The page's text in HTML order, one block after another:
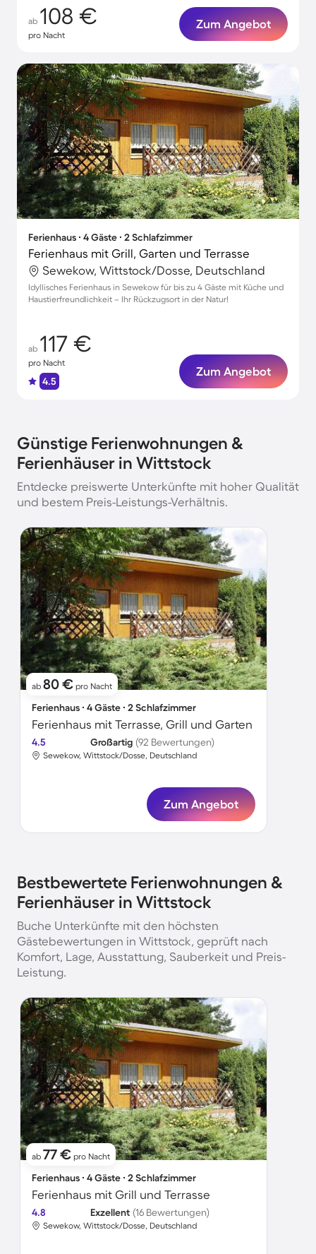
ab 108 €
pro Nacht
Zum Angebot
Ferienhaus ∙ 4 Gäste ∙ 2 Schlafzimmer
Ferienhaus mit Grill, Garten und Terrasse
Sewekow, Wittstock/Dosse, Deutschland
Idyllisches Ferienhaus in Sewekow für bis zu 4 Gäste mit Küche und
Haustierfreundlichkeit – Ihr Rückzugsort in der Natur!
ab 117 €
pro Nacht
4.5
Zum Angebot
Günstige Ferienwohnungen &
Ferienhäuser in Wittstock
Entdecke preiswerte Unterkünfte mit hoher Qualität
und bestem Preis-Leistungs-Verhältnis.
ab 80 € pro Nacht
Ferienhaus ∙ 4 Gäste ∙ 2 Schlafzimmer
Ferienhaus mit Terrasse, Grill und Garten
4.5 Großartig (92 Bewertungen)
Sewekow, Wittstock/Dosse, Deutschland
Zum Angebot
Bestbewertete Ferienwohnungen &
Ferienhäuser in Wittstock
Buche Unterkünfte mit den höchsten
Gästebewertungen in Wittstock, geprüft nach
Komfort, Lage, Ausstattung, Sauberkeit und Preis-
Leistung.
ab 77 € pro Nacht
Ferienhaus ∙ 4 Gäste ∙ 2 Schlafzimmer
Ferienhaus mit Grill und Terrasse
4.8 Exzellent (16 Bewertungen)
Sewekow, Wittstock/Dosse, Deutschland